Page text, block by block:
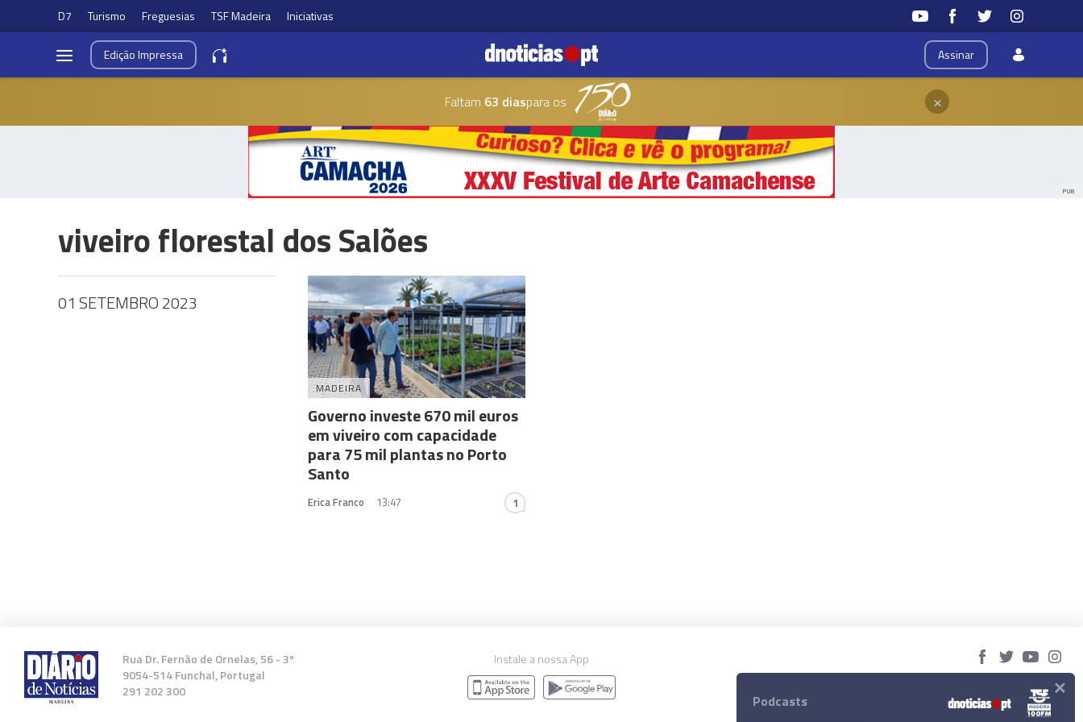
D7 Turismo Freguesias TSF Madeira Iniciativas
Assinar
EdiçãoImpressa
Faltam 63 diaspara os ×
PUB
viveiro florestal dos Salões
01 SETEMBRO 2023
MADEIRA
Governo investe 670 mil euros
em viveiro com capacidade
para 75 mil plantas no Porto
Santo
Erica Franco 13:47 1
Rua Dr. Fernão de Ornelas, 56 - 3º
9054-514 Funchal, Portugal
291 202 300
Instale a nossa App
© 2023 Empresa Diário de Notícias, Lda.
Todos os direitos reservados.
Podcasts ×